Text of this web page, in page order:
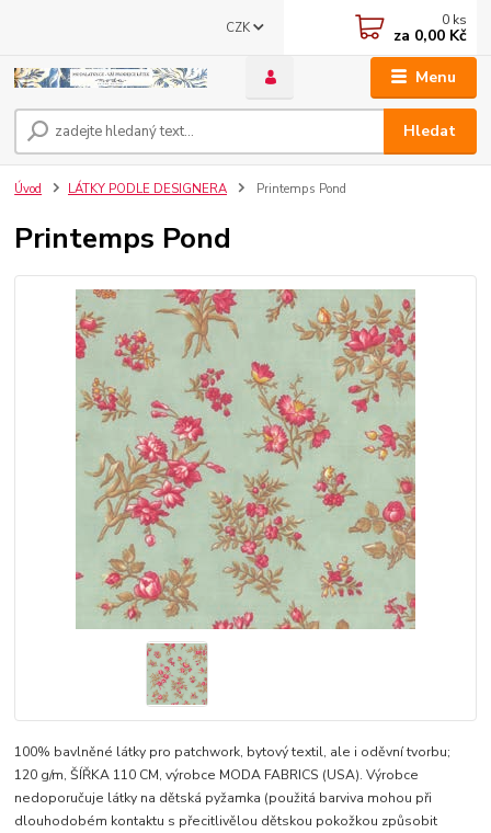
Menu
CZK
Hledat
0 ks
za 0,00 Kč
Úvod LÁTKY PODLE DESIGNERA Printemps Pond
Printemps Pond
100% bavlněné látky pro patchwork, bytový textil, ale i oděvní tvorbu;
120 g/m, ŠÍŘKA 110 CM, výrobce MODA FABRICS (USA). Výrobce
nedoporučuje látky na dětská pyžamka (použitá barviva mohou při
dlouhodobém kontaktu s přecitlivělou dětskou pokožkou způsobit